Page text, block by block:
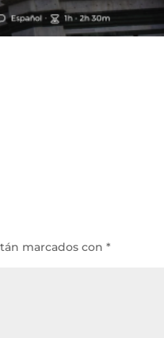
marcados con*